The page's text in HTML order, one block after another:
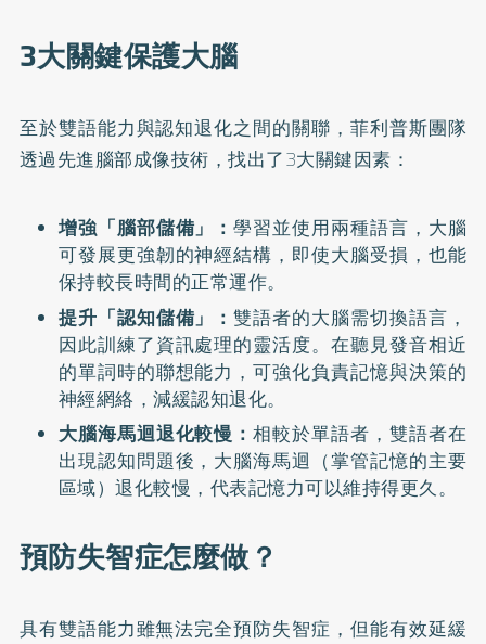
3大關鍵保護大腦
至於雙語能力與認知退化之間的關聯，菲利普斯團隊
透過先進腦部成像技術，找出了3大關鍵因素：
增強「腦部儲備」：學習並使用兩種語言，大腦
可發展更強韌的神經結構，即使大腦受損，也能
保持較長時間的正常運作。
提升「認知儲備」：雙語者的大腦需切換語言，
因此訓練了資訊處理的靈活度。在聽見發音相近
的單詞時的聯想能力，可強化負責記憶與決策的
神經網絡，減緩認知退化。
大腦海馬迴退化較慢：相較於單語者，雙語者在
出現認知問題後，大腦海馬迴（掌管記憶的主要
區域）退化較慢，代表記憶力可以維持得更久。
預防失智症怎麼做？
具有雙語能力雖無法完全預防失智症，但能有效延緩